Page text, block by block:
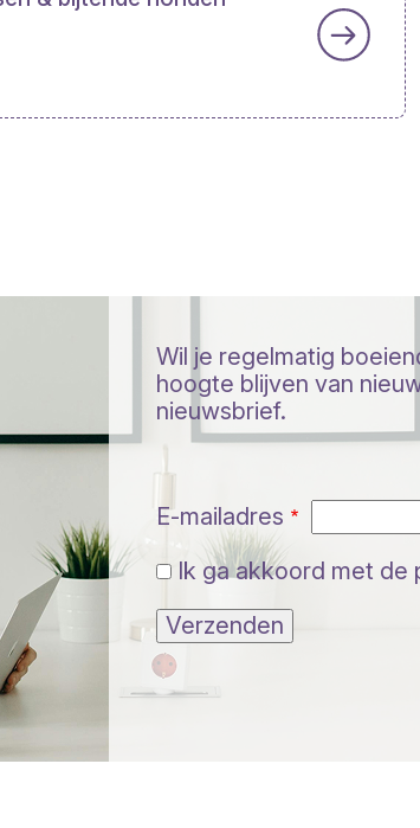
Wil je regelmatig
hoogte blijven van
nieuwsbrief.
E-mailadres
Ik ga akkoord met de
Verzenden